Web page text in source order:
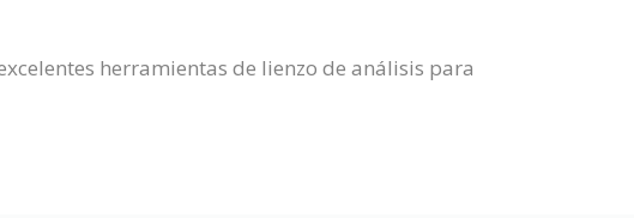
herramientas de lienzo de análisis para